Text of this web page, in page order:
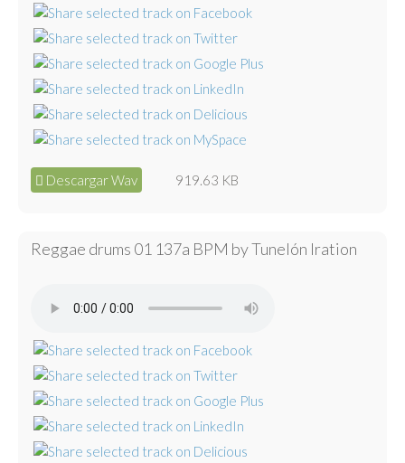
Descargar Wav 919.63 KB
Reggae drums 01 137a BPM by Tunelón Iration